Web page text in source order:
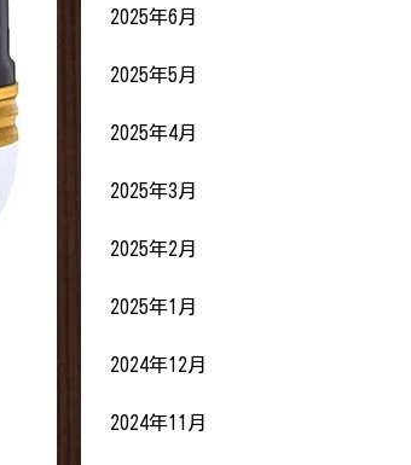
2025年6月
2025年5月
2025年4月
2025年3月
2025年2月
2025年1月
2024年12月
2024年11月